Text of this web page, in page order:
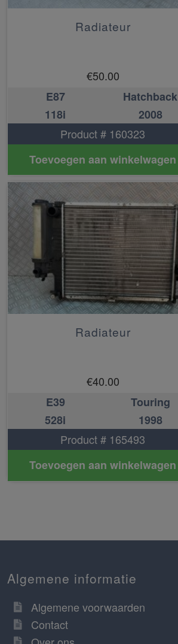
Radiateur
€50.00
E87
Hatchback
118i
2008
Product # 160323
Toevoegen aan winkelwagen
Radiateur
€40.00
E39
Touring
528i
1998
Product # 165493
Toevoegen aan winkelwagen
Algemene informatie
Algemene voorwaarden
Contact